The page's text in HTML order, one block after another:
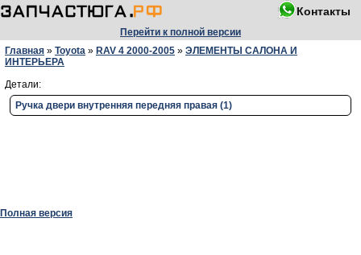
Контакты
Перейти к полной версии
Главная » Toyota » RAV 4 2000-2005 » ЭЛЕМЕНТЫ САЛОНА И
ИНТЕРЬЕРА
Детали:
Ручка двери внутренняя передняя правая (1)
Полная версия